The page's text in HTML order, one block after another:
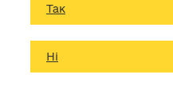
Так
Ні